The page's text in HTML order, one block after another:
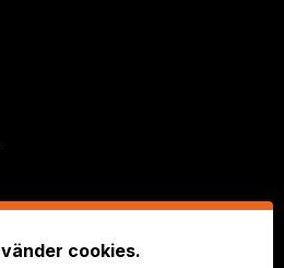
cookies.